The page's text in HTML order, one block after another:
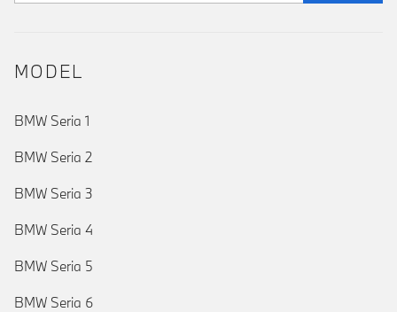
MODEL
BMW Seria 1
BMW Seria 2
BMW Seria 3
BMW Seria 4
BMW Seria 5
BMW Seria 6